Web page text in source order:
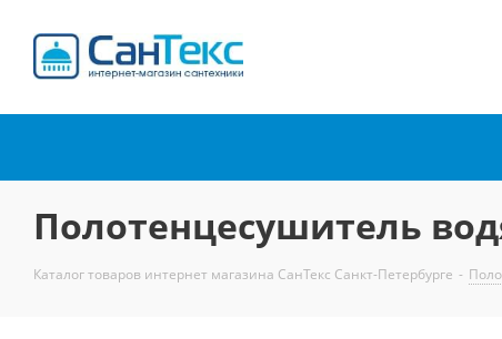
Полотенцесушитель
Каталог товаров интернет магазина СанТекс Санкт-Петербурге -